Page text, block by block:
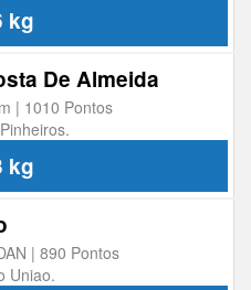
kg
De Almeida
| 1010 Pontos
kg
| 890 Pontos
Uniao.